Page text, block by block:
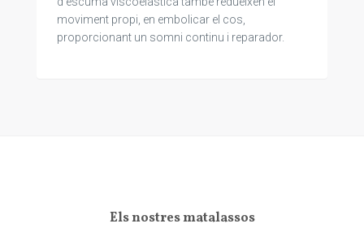
moviment propi, en embolicar el cos,
proporcionant un somni continu i reparador.
Els nostres matalassos